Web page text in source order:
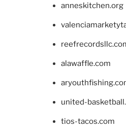
anneskitchen.org
alawaffle.com
united-
tios-tacos.com